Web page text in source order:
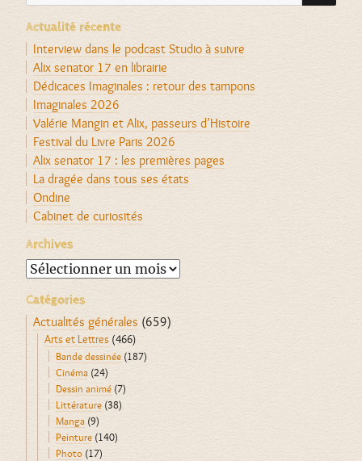
Actualité récente
Interview dans le podcast Studio à suivre
Alix senator 17 en librairie
Dédicaces Imaginales : retour des tampons
Imaginales 2026
Valérie Mangin et Alix, passeurs d’Histoire
Festival du Livre Paris 2026
Alix senator 17 : les premières pages
La dragée dans tous ses états
Ondine
Cabinet de curiosités
Archives
Archives
Catégories
Actualités générales (659)
Arts et Lettres (466)
Bande dessinée (187)
Cinéma (24)
Dessin animé (7)
Littérature (38)
Manga (9)
Peinture (140)
Photo (17)